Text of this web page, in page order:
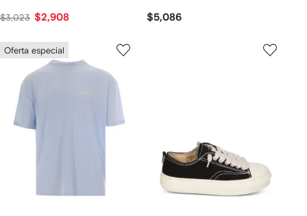
$3,023 $2,908 $5,086
Oferta especial